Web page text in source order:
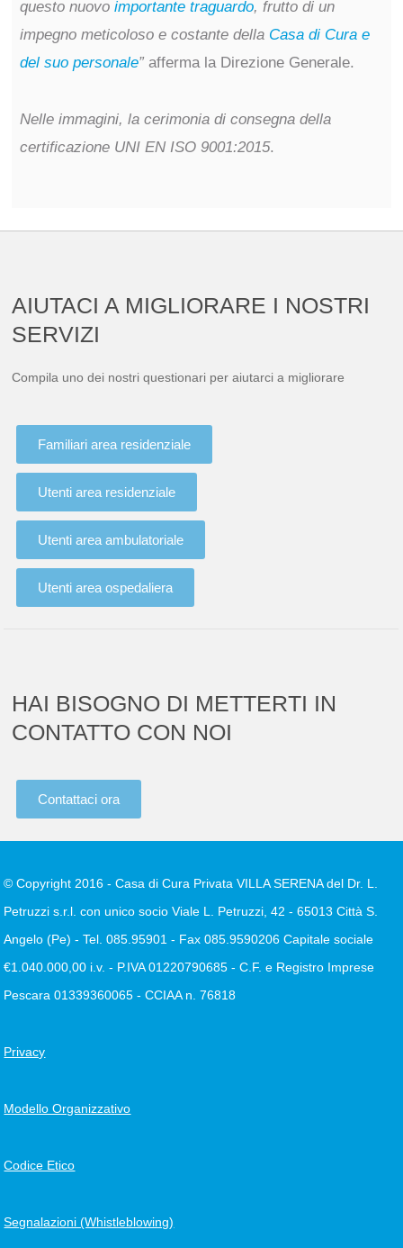
questo nuovo importante traguardo, frutto di un
impegno meticoloso e costante della Casa di Cura e
del suo personale” afferma la Direzione Generale.
Nelle immagini, la cerimonia di consegna della
certificazione UNI EN ISO 9001:2015.
AIUTACI A MIGLIORARE I NOSTRI
SERVIZI
Compila uno dei nostri questionari per aiutarci a migliorare
Familiari area residenziale
Utenti area residenziale
Utenti area ambulatoriale
Utenti area ospedaliera
HAI BISOGNO DI METTERTI IN
CONTATTO CON NOI
Contattaci ora
© Copyright 2016 - Casa di Cura Privata VILLA SERENA del Dr. L.
Petruzzi s.r.l. con unico socio Viale L. Petruzzi, 42 - 65013 Città S.
Angelo (Pe) - Tel. 085.95901 - Fax 085.9590206 Capitale sociale
€1.040.000,00 i.v. - P.IVA 01220790685 - C.F. e Registro Imprese
Pescara 01339360065 - CCIAA n. 76818
Privacy
Modello Organizzativo
Codice Etico
Segnalazioni (Whistleblowing)